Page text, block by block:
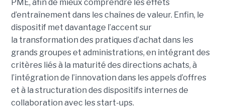
PME, afin de mieux comprendre les effets
d’entraînement dans les chaînes de valeur. Enfin, le
dispositif met davantage l’accent sur
la transformation des pratiques d’achat dans les
grands groupes et administrations, en intégrant des
critères liés à la maturité des directions achats, à
l’intégration de l’innovation dans les appels d’offres
et à la structuration des dispositifs internes de
collaboration avec les start-ups.